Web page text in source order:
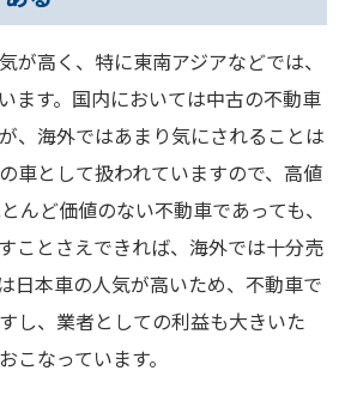
が高く、特に東南アジアなどでは、
ます。国内においては中古の不動車
、海外ではあまり気にされることは
車として扱われていますので、高値
んど価値のない不動車であっても、
ことさえできれば、海外では十分売
日本車の人気が高いため、不動車で
し、業者としての利益も大きいた
こなっています。